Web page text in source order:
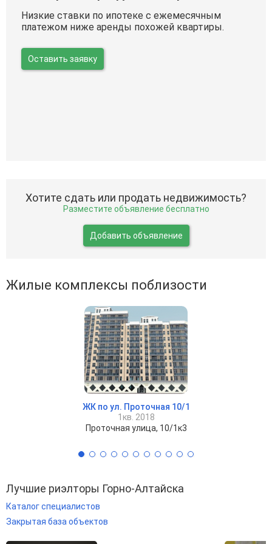
Низкие ставки по ипотеке с ежемесячным
платежом ниже аренды похожей квартиры.
Оставить заявку
Хотите сдать или продать недвижимость?
Разместите объявление бесплатно
Добавить объявление
Жилые комплексы поблизости
ЖК по ул. Проточная 10/1
1кв. 2018
Проточная улица, 10/1к3
Лучшие риэлторы Горно-Алтайска
Каталог специалистов
Закрытая база объектов